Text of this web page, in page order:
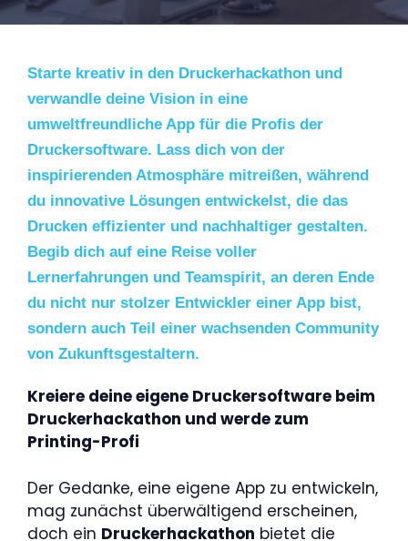
Starte kreativ in den Druckerhackathon und
verwandle deine Vision in eine
umweltfreundliche App für die Profis der
Druckersoftware. Lass dich von der
inspirierenden Atmosphäre mitreißen, während
du innovative Lösungen entwickelst, die das
Drucken effizienter und nachhaltiger gestalten.
Begib dich auf eine Reise voller
Lernerfahrungen und Teamspirit, an deren Ende
du nicht nur stolzer Entwickler einer App bist,
sondern auch Teil einer wachsenden Community
von Zukunftsgestaltern.
Kreiere deine eigene Druckersoftware beim
Druckerhackathon und werde zum
Printing-Profi
Der Gedanke, eine eigene App zu entwickeln,
mag zunächst überwältigend erscheinen,
doch ein Druckerhackathon bietet die